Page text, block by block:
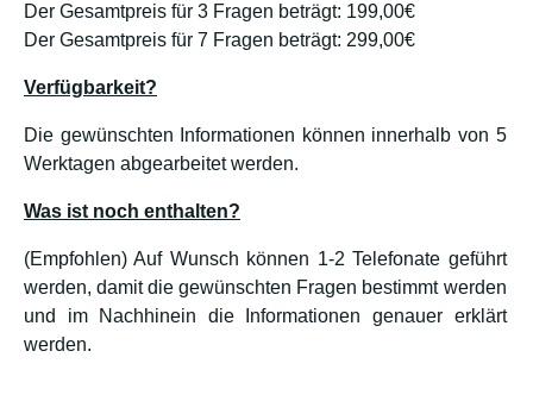
Der Gesamtpreis für 3 Fragen beträgt: 199,00€
Der Gesamtpreis für 7 Fragen beträgt: 299,00€
Verfügbarkeit?
Die gewünschten Informationen können innerhalb von 5
Werktagen abgearbeitet werden.
Was ist noch enthalten?
(Empfohlen) Auf Wunsch können 1-2 Telefonate geführt
werden, damit die gewünschten Fragen bestimmt werden
und im Nachhinein die Informationen genauer erklärt
werden.